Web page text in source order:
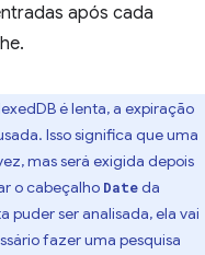
após cada
é lenta, a expiração
Isso significa que uma
mas será exigida depois
o cabeçalho Dateda
puder ser analisada, ela vai
fazer uma pesquisa